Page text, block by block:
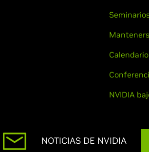
NVIDIA
NOTICIAS DE NVIDIA